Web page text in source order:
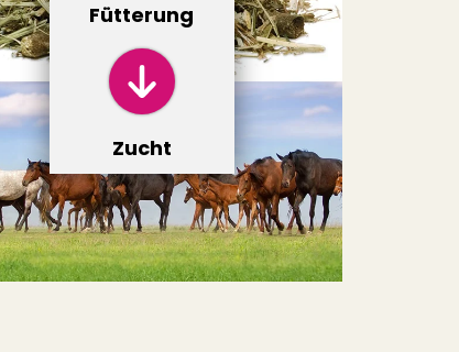
Fütterung
Zucht